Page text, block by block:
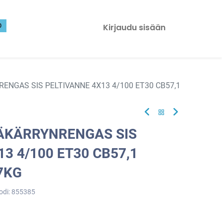
Kirjaudu sisään
SIS PELTIVANNE 4X13 4/100 ET30 CB57,1
SIS
4/100 ET30 CB57,1
855385